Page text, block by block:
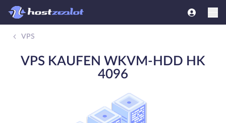
VPS
VPS KAUFEN WKVM-HDD HK
4096